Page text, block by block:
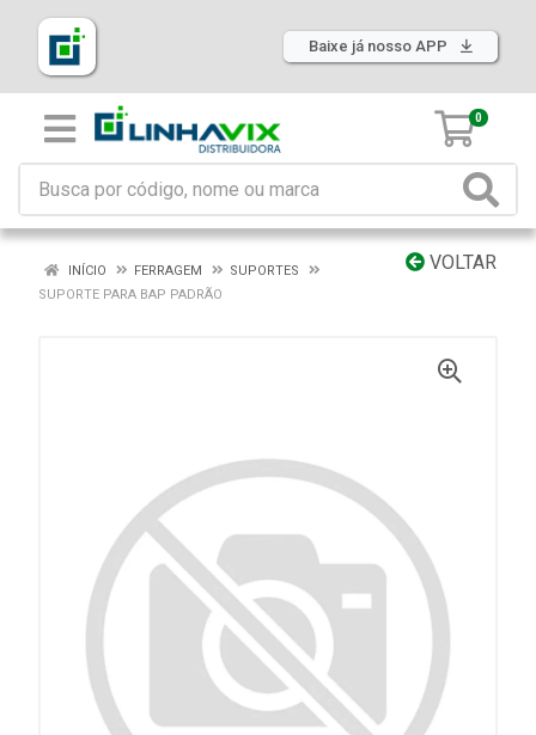
Baixe já nosso APP
0
VOLTAR
INÍCIO FERRAGEM
SUPORTES
SUPORTE PARA BAP PADRÃO